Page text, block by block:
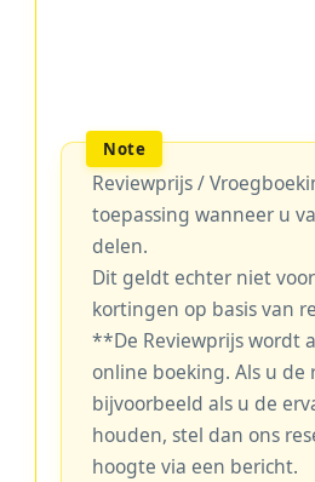
Reviewprijs /
toepassing wanneer u
delen.
Dit geldt echter niet
kortingen op basis van
**De Reviewprijs wordt
online boeking. Als u
bijvoorbeeld als u de
houden, stel dan ons
hoogte via een bericht.